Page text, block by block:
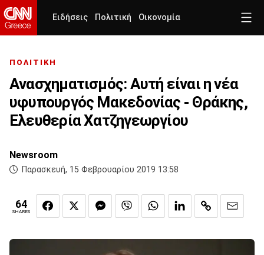
Ειδήσεις Πολιτική Οικονομία
ΠΟΛΙΤΙΚΗ
Ανασχηματισμός: Αυτή είναι η νέα
υφυπουργός Μακεδονίας - Θράκης,
Ελευθερία Χατζηγεωργίου
Newsroom
Παρασκευή, 15 Φεβρουαρίου 2019 13:58
64
SHARES